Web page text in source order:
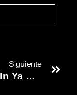
Siguiente
LinkedIn Ya Cuenta Con 63 000 Newsletters: ¿Cómo Lo Hizo?